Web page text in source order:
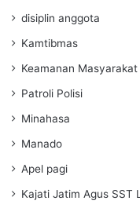
disiplin anggota
Kamtibmas
Keamanan Masyarakat
Patroli Polisi
Minahasa
Manado
Apel pagi
Kajati Jatim Agus SST